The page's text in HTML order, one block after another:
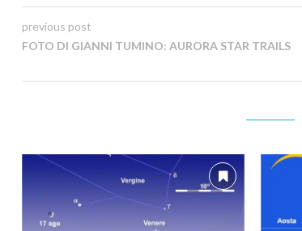
previous post
FOTO DI GIANNI TUMINO: AURORA STAR TRAILS